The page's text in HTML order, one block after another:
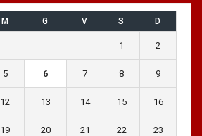
M G V S D
1 2
5 6 7 8 9
12 13 14 15 16
19 20 21 22 23